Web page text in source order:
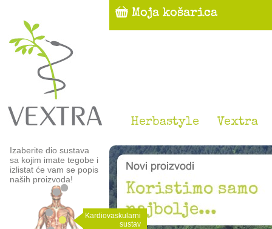
Herbastyle Vextra
Izaberite dio sustava
sa kojim imate tegobe i
izlistat će vam se popis
naših proizvoda!
Kardiovaskularni
sustav